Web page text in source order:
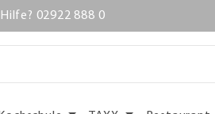
02922 888 0